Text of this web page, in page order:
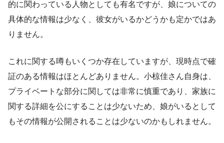
的に関わっている人物としても有名ですが、娘についての
具体的な情報は少なく、彼女がいるかどうかも定かではあ
りません。
これに関する噂もいくつか存在していますが、現時点で確
証のある情報はほとんどありません。小椋佳さん自身は、
プライベートな部分に関しては非常に慎重であり、家族に
関する詳細を公にすることは少ないため、娘がいるとして
もその情報が公開されることは少ないのかもしれません。